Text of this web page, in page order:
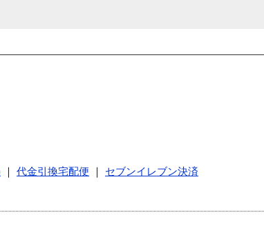
代金引換宅配便
セブンイレブン決済